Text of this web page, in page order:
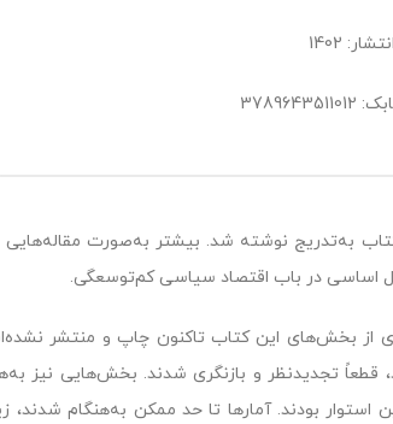
1402
به‌تدریج نوشته شد. بیشتر به‌صورت مقاله‌هایی
اساسی در باب اقتصاد سیاسی کم‌توسعگی.
از بخش‌های این کتاب تاکنون چاپ و منتشر
قطعاً تجدیدنظر و بازنگری شدند. بخش‌هایی نیز
استوار بودند. آمارها تا حد ممکن به‌هنگام